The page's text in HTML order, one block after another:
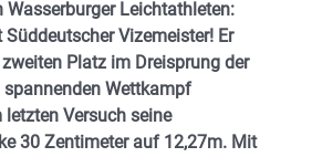
Wasserburger Leichtathleten:
Vizemeister! Er
Platz im Dreisprung der
spannenden Wettkampf
letzten Versuch seine
30 Zentimeter auf 12,27m. Mit